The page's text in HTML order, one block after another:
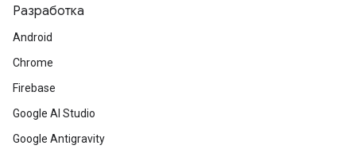
Разработка
Android
Chrome
Firebase
Google AI Studio
Google Antigravity